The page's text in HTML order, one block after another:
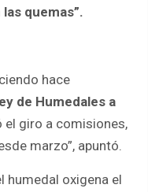
quemas”.
hace
de Humedales a
el giro a comisiones,
marzo”, apuntó.
humedal oxigena el